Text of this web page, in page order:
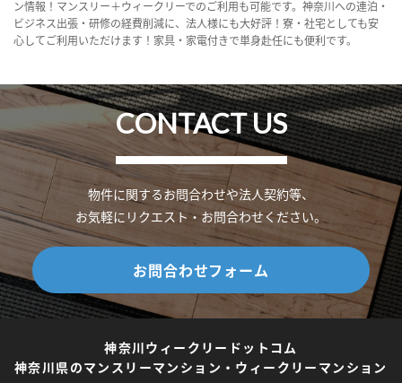
ン情報！マンスリー＋ウィークリーでのご利用も可能です。神奈川への連泊・
ビジネス出張・研修の経費削減に、法人様にも大好評！寮・社宅としても安
心してご利用いただけます！家具・家電付きで単身赴任にも便利です。
CONTACT US
物件に関するお問合わせや法人契約等、
お気軽にリクエスト・お問合わせください。
お問合わせフォーム
神奈川ウィークリードットコム
神奈川県のマンスリーマンション・ウィークリーマンション